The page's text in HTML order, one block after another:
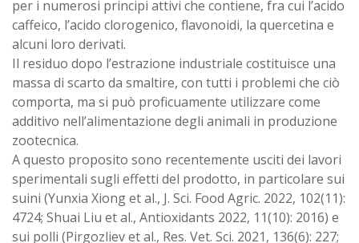
per i numerosi principi attivi che contiene, fra cui l’acido
caffeico, l’acido clorogenico, flavonoidi, la quercetina e
alcuni loro derivati.
Il residuo dopo l’estrazione industriale costituisce una
massa di scarto da smaltire, con tutti i problemi che ciò
comporta, ma si può proficuamente utilizzare come
additivo nell’alimentazione degli animali in produzione
zootecnica.
A questo proposito sono recentemente usciti dei lavori
sperimentali sugli effetti del prodotto, in particolare sui
suini (Yunxia Xiong et al., J. Sci. Food Agric. 2022, 102(11):
4724; Shuai Liu et al., Antioxidants 2022, 11(10): 2016) e
sui polli (Pirgozliev et al., Res. Vet. Sci. 2021, 136(6): 227;